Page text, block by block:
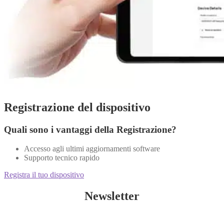
Registrazione del dispositivo
Quali sono i vantaggi della Registrazione?
Accesso agli ultimi aggiornamenti software
Supporto tecnico rapido
Registra il tuo dispositivo
Newsletter